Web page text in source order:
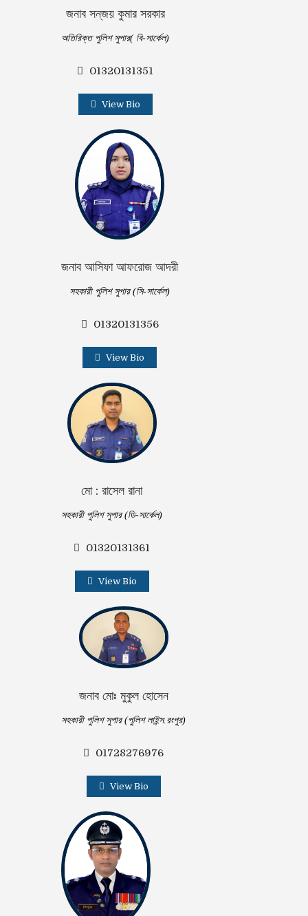
জনাব সন্‌জয় কুমার সরকার
অতিরিক্ত পুলিশ সুপার( বি-সার্কেল)
01320131351
View Bio
জনাব আসিফা আফরোজ আদরী
সহকারী পুলিশ সুপার (সি-সার্কেল)
01320131356
View Bio
মো : রাসেল রানা
সহকারী পুলিশ সুপার (ডি-সার্কেল)
01320131361
View Bio
জনাব মোঃ মুকুল হোসেন
সহকারী পুলিশ সুপার (পুলিশ লাইন্স.রংপুর)
01728276976
View Bio